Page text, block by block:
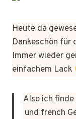
Heute da
Dankeschön für
Immer wieder
einfachem Lack
Also ich
und french